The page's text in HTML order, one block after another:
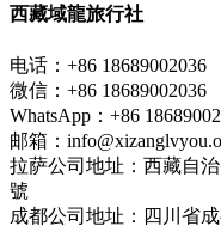
西藏域龍旅行社
电话：+86 18689002036
微信：+86 18689002036
WhatsApp：+86
邮箱：
拉萨公司地址：西藏自
號
成都公司地址：四川省